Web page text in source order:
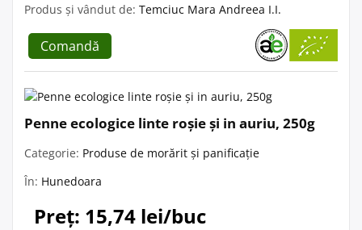
Produs și vândut de: Temciuc Mara Andreea I.I.
Comandă
Penne ecologice linte roșie și in auriu, 250g
Categorie: Produse de morărit și panificație
În: Hunedoara
Preț: 15,74 lei/buc